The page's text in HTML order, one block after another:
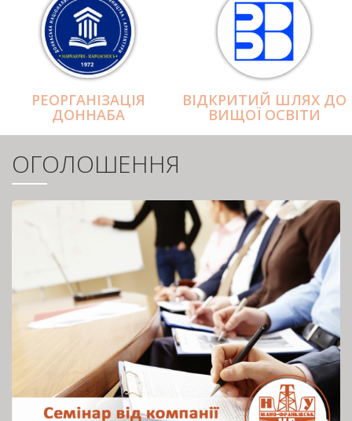
РЕОРГАНІЗАЦІЯ
ДОННАБА
ВІДКРИТИЙ ШЛЯХ ДО
ВИЩОЇ ОСВІТИ
ОГОЛОШЕННЯ